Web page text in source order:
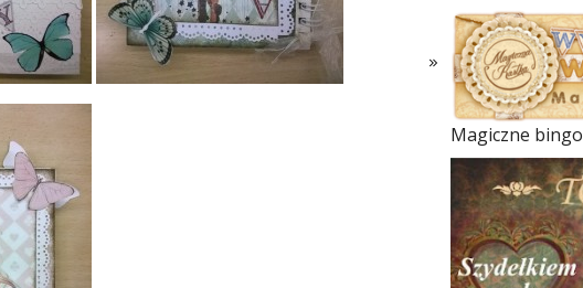
Magiczne bingo